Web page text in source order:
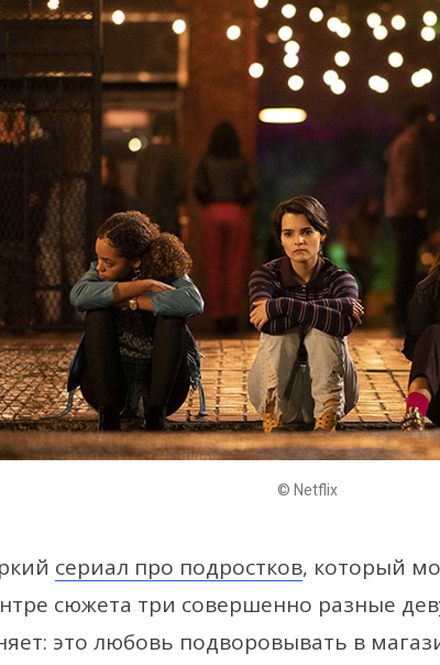
© Netflix
сериал про подростков, который
сюжета три совершенно разные
это любовь подворовывать в